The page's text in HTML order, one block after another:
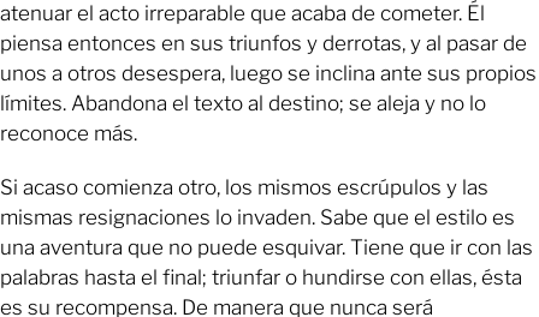
atenuar el acto irreparable que acaba de cometer. Él
piensa entonces en sus triunfos y derrotas, y al pasar de
unos a otros desespera, luego se inclina ante sus propios
límites. Abandona el texto al destino; se aleja y no lo
reconoce más.
Si acaso comienza otro, los mismos escrúpulos y las
mismas resignaciones lo invaden. Sabe que el estilo es
una aventura que no puede esquivar. Tiene que ir con las
palabras hasta el final; triunfar o hundirse con ellas, ésta
es su recompensa. De manera que nunca será